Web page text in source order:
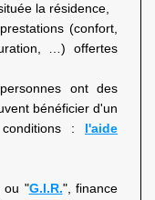
la résidence,
(confort,
…) offertes
ont des
bénéficier d'un
: l'aide
ou "G.I.R.", finance